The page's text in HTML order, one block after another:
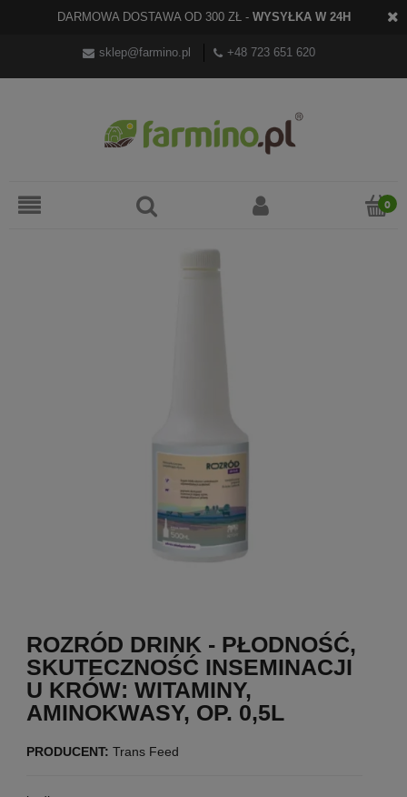
DARMOWA DOSTAWA OD 300 ZŁ - WYSYŁKA W 24H
sklep@farmino.pl +48 723 651 620
ROZRÓD DRINK - PŁODNOŚĆ,
SKUTECZNOŚĆ INSEMINACJI
U KRÓW: WITAMINY,
AMINOKWASY, OP. 0,5L
PRODUCENT: Trans Feed